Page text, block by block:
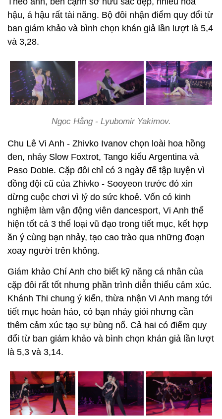
hậu, á hậu rất tài năng. Bộ đôi nhận điểm quy đổi từ
ban giám khảo và bình chọn khán giả lần lượt là 5,4
và 3,28.
Ngọc Hằng - Lyubomir Yakimov.
Chu Lê Vi Anh - Zhivko Ivanov chọn loài hoa hồng
đen, nhảy Slow Foxtrot, Tango kiểu Argentina và
Paso Doble. Cặp đôi chỉ có 3 ngày để tập luyện vì
đồng đội cũ của Zhivko - Sooyeon trước đó xin
dừng cuộc chơi vì lý do sức khoẻ. Vốn có kinh
nghiệm làm vận động viên dancesport, Vi Anh thể
hiện tốt cả 3 thể loại vũ đạo trong tiết mục, kết hợp
ăn ý cùng bạn nhảy, tạo cao trào qua những đoạn
xoay người trên không.
Giám khảo Chí Anh cho biết kỹ năng cá nhân của
cặp đôi rất tốt nhưng phần trình diễn thiếu cảm xúc.
Khánh Thi chung ý kiến, thừa nhận Vi Anh mang tới
tiết mục hoàn hảo, có bạn nhảy giỏi nhưng cần
thêm cảm xúc tạo sự bùng nổ. Cả hai có điểm quy
đổi từ ban giám khảo và bình chọn khán giả lần lượt
là 5,3 và 3,14.